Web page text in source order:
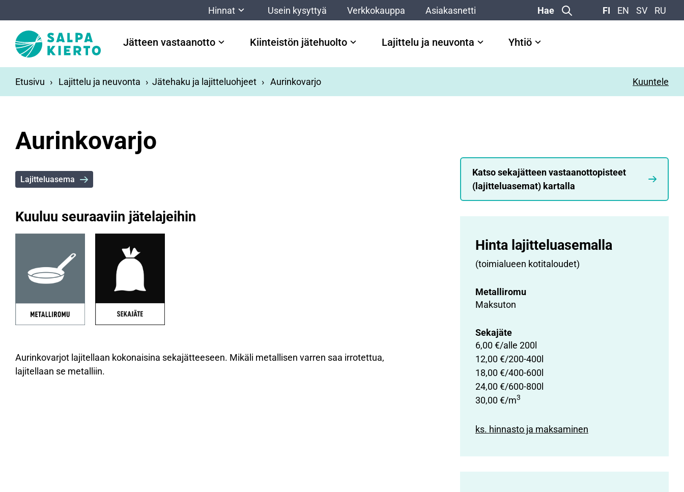
Hinnat Usein kysyttyä Verkkokauppa Asiakasnetti Hae FI EN SV RU
Jätteen vastaanotto Kiinteistön jätehuolto Lajittelu ja neuvonta Yhtiö
Etusivu Lajittelu ja neuvonta Jätehaku ja lajitteluohjeet Aurinkovarjo Kuuntele
Aurinkovarjo
Lajitteluasema
Kuuluu seuraaviin jätelajeihin
Aurinkovarjot lajitellaan kokonaisina sekajätteeseen. Mikäli metallisen varren saa irrotettua,
lajitellaan se metalliin.
Katso sekajätteen vastaanottopisteet
(lajitteluasemat) kartalla
Hinta lajittelu­asemalla
(toimialueen kotitaloudet)
Metalliromu
Maksuton
Sekajäte
6,00 €/alle 200l
12,00 €/200-400l
18,00 €/400-600l
24,00 €/600-800l
30,00 €/m3
ks. hinnasto ja maksaminen